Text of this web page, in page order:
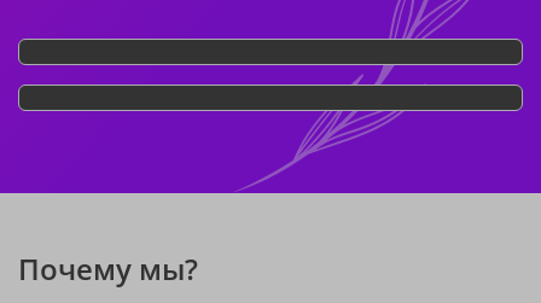
Почему мы?